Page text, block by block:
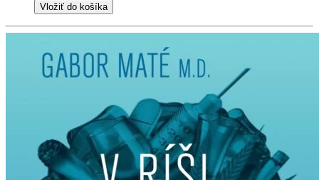
Vložiť do košíka